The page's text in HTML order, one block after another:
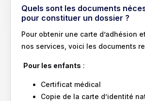
Quels sont les documents
pour constituer un dossier ?
Pour obtenir une carte d’adhésion
nos services, voici les documents
Pour les enfants :
Certificat médical
Copie de la carte d’identité